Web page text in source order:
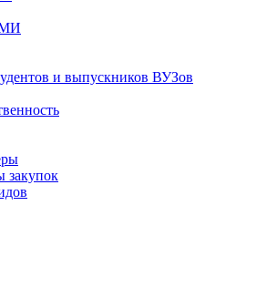
и выпускников ВУЗов
закупок